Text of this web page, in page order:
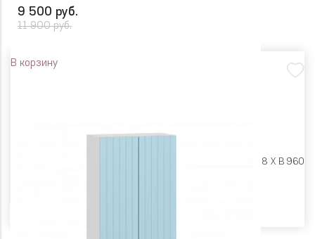
9 500 руб.
11 900 руб.
В корзину
Ш 800 X Г 318 X В 960